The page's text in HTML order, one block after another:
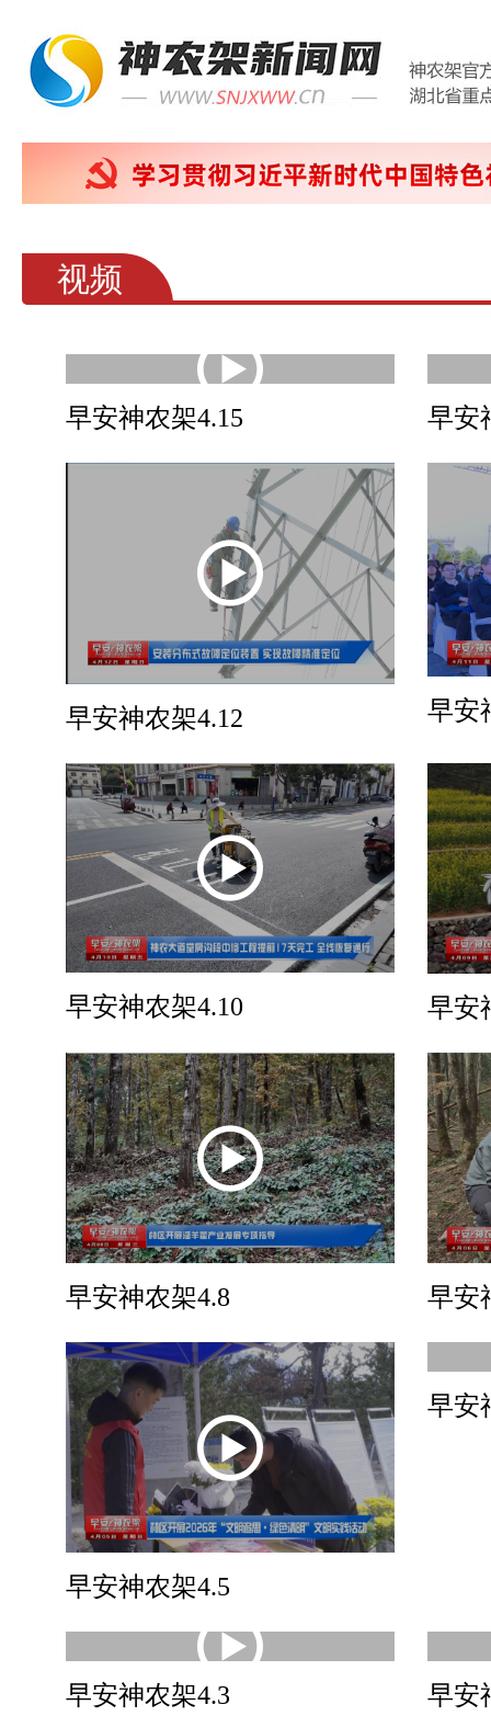
视频
早安神农架4.15 早安
早安神农架4.12 早安
早安神农架4.10 早安
早安神农架4.8 早安
早安神农架4.5
早安
早安神农架4.3 早安